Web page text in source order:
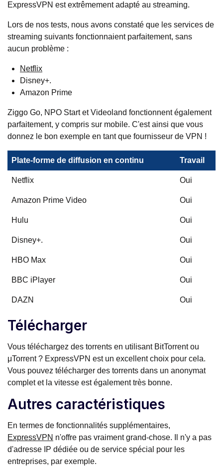
ExpressVPN est extrêmement adapté au streaming.
Lors de nos tests, nous avons constaté que les services de
streaming suivants fonctionnaient parfaitement, sans
aucun problème :
Netflix
Disney+.
Amazon Prime
Ziggo Go, NPO Start et Videoland fonctionnent également
parfaitement, y compris sur mobile. C'est ainsi que vous
donnez le bon exemple en tant que fournisseur de VPN !
Plate-forme de diffusion en continu Travail
Netflix Oui
Amazon Prime Video Oui
Hulu Oui
Disney+. Oui
HBO Max Oui
BBC iPlayer Oui
DAZN Oui
Télécharger
Vous téléchargez des torrents en utilisant BitTorrent ou
μTorrent ? ExpressVPN est un excellent choix pour cela.
Vous pouvez télécharger des torrents dans un anonymat
complet et la vitesse est également très bonne.
Autres caractéristiques
En termes de fonctionnalités supplémentaires,
ExpressVPN n'offre pas vraiment grand-chose. Il n'y a pas
d'adresse IP dédiée ou de service spécial pour les
entreprises, par exemple.